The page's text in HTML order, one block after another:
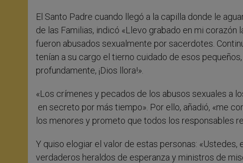
El Santo Padre cuando llegó a la capilla donde le
de las Familias, indicó «Llevo grabado en mi
fueron abusados sexualmente por sacerdotes.
tenían a su cargo el tierno cuidado de esos
profundamente, ¡Dios llora!».
«Los crímenes y pecados de los abusos sexuales a
en secreto por más tiempo». Por ello, añadió, «me
los menores y prometo que todos los responsables
Y quiso elogiar el valor de estas personas:
verdaderos heraldos de esperanza y ministros de